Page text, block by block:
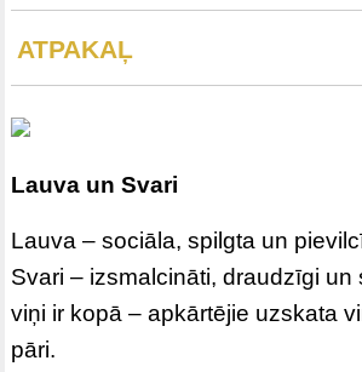
ATPAKAĻ
Lauva un Svari
Lauva – sociāla, spilgta un
Svari – izsmalcināti, draudzīgi
viņi ir kopā – apkārtējie uzskata
pāri.